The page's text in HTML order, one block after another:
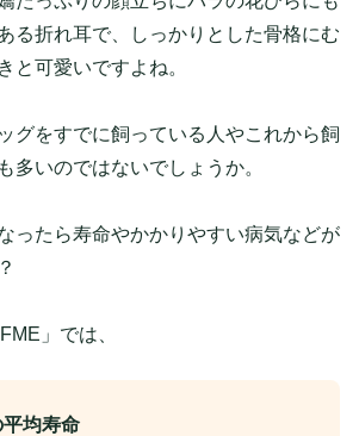
る折れ耳で、しっかりとした骨格にむ
と可愛いですよね。
グをすでに飼っている人やこれから飼
多いのではないでしょうか。
ったら寿命やかかりやすい病気などが
」では、
均寿命